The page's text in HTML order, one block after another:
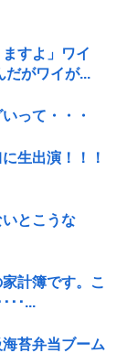
すよ」ワイ
だがワイが...
って・・・
生出演！！！
いとこうな
計簿です。こ
･･...
苔弁当ブーム